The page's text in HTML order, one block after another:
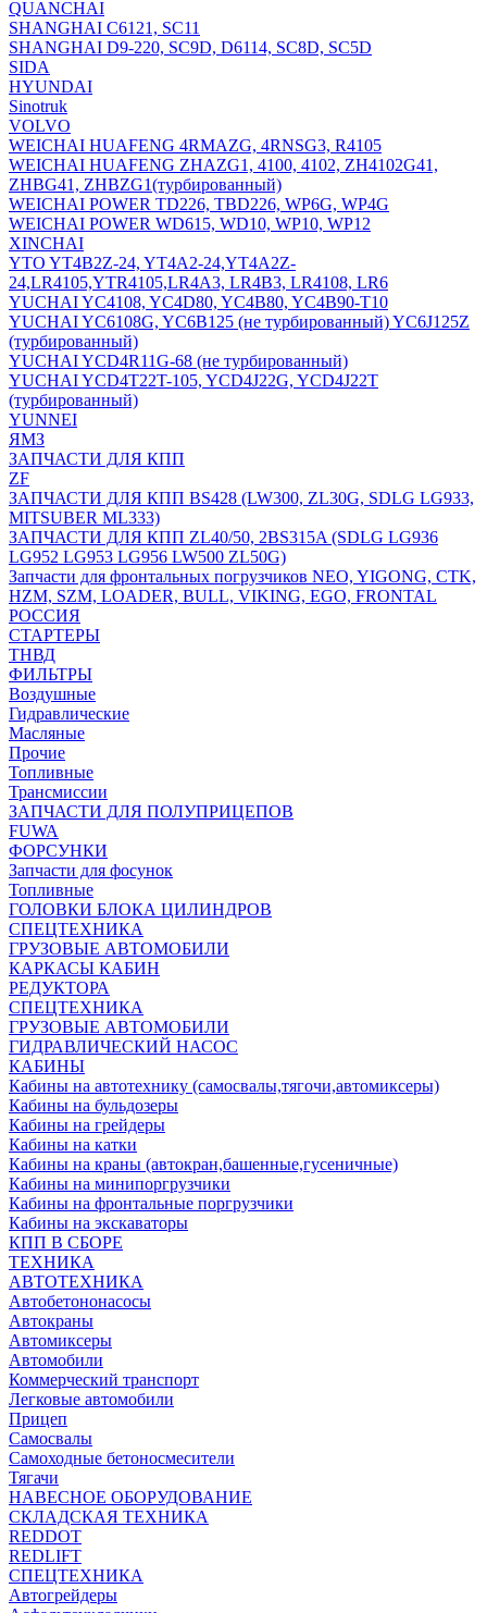
QUANCHAI
SHANGHAI C6121, SC11
SHANGHAI D9-220, SC9D, D6114, SC8D, SC5D
SIDA
HYUNDAI
Sinotruk
VOLVO
WEICHAI HUAFENG 4RMAZG, 4RNSG3, R4105
WEICHAI HUAFENG ZHAZG1, 4100, 4102, ZH4102G41,
ZHBG41, ZHBZG1(турбированный)
WEICHAI POWER TD226, TBD226, WP6G, WP4G
WEICHAI POWER WD615, WD10, WP10, WP12
XINCHAI
YTO YT4B2Z-24, YT4A2-24,YT4A2Z-
24,LR4105,YTR4105,LR4A3, LR4B3, LR4108, LR6
YUCHAI YC4108, YC4D80, YC4B80, YC4B90-T10
YUCHAI YC6108G, YC6B125 (не турбированный) YC6J125Z
(турбированный)
YUCHAI YCD4R11G-68 (не турбированный)
YUCHAI YCD4T22T-105, YCD4J22G, YCD4J22T
(турбированный)
YUNNEI
ЯМЗ
ЗАПЧАСТИ ДЛЯ КПП
ZF
ЗАПЧАСТИ ДЛЯ КПП BS428 (LW300, ZL30G, SDLG LG933,
MITSUBER ML333)
ЗАПЧАСТИ ДЛЯ КПП ZL40/50, 2BS315A (SDLG LG936
LG952 LG953 LG956 LW500 ZL50G)
Запчасти для фронтальных погрузчиков NEO, YIGONG, CTK,
HZM, SZM, LOADER, BULL, VIKING, EGO, FRONTAL
РОССИЯ
СТАРТЕРЫ
ТНВД
ФИЛЬТРЫ
Воздушные
Гидравлические
Масляные
Прочие
Топливные
Трансмиссии
ЗАПЧАСТИ ДЛЯ ПОЛУПРИЦЕПОВ
FUWA
ФОРСУНКИ
Запчасти для фосунок
Топливные
ГОЛОВКИ БЛОКА ЦИЛИНДРОВ
СПЕЦТЕХНИКА
ГРУЗОВЫЕ АВТОМОБИЛИ
КАРКАСЫ КАБИН
РЕДУКТОРА
СПЕЦТЕХНИКА
ГРУЗОВЫЕ АВТОМОБИЛИ
ГИДРАВЛИЧЕСКИЙ НАСОС
КАБИНЫ
Кабины на автотехнику (самосвалы,тягочи,автомиксеры)
Кабины на бульдозеры
Кабины на грейдеры
Кабины на катки
Кабины на краны (автокран,башенные,гусеничные)
Кабины на минипоргрузчики
Кабины на фронтальные поргрузчики
Кабины на экскаваторы
КПП В СБОРЕ
ТЕХНИКА
АВТОТЕХНИКА
Автобетононасосы
Автокраны
Автомиксеры
Автомобили
Коммерческий транспорт
Легковые автомобили
Прицеп
Самосвалы
Самоходные бетоносмесители
Тягачи
НАВЕСНОЕ ОБОРУДОВАНИЕ
СКЛАДСКАЯ ТЕХНИКА
REDDOT
REDLIFT
СПЕЦТЕХНИКА
Автогрейдеры